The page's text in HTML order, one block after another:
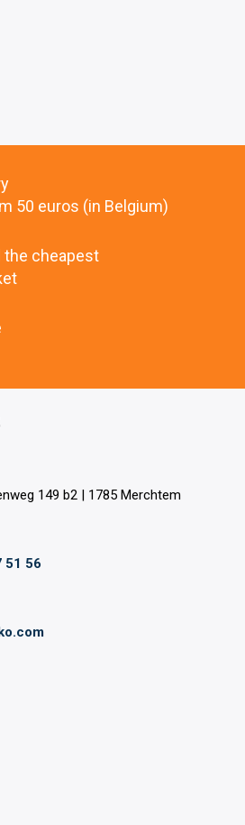
50 euros (in Belgium)
the cheapest
149 b2 | 1785 Merchtem
51 56